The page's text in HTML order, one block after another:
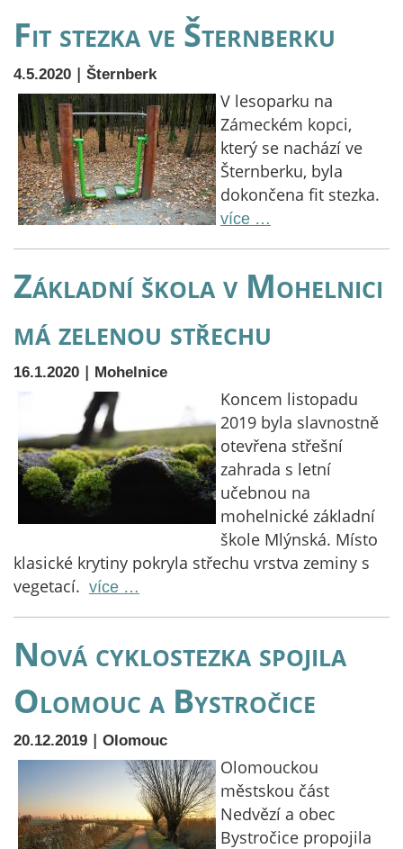
Fit stezka ve Šternberku
4.5.2020 | Šternberk
V lesoparku na
Zámeckém kopci,
který se nachází ve
Šternberku, byla
dokončena fit stezka.
více …
Základní škola v Mohelnici
má zelenou střechu
16.1.2020 | Mohelnice
Koncem listopadu
2019 byla slavnostně
otevřena střešní
zahrada s letní
učebnou na
mohelnické základní
škole Mlýnská. Místo
klasické krytiny pokryla střechu vrstva zeminy s
vegetací. více …
Nová cyklostezka spojila
Olomouc a Bystročice
20.12.2019 | Olomouc
Olomouckou
městskou část
Nedvězí a obec
Bystročice propojila